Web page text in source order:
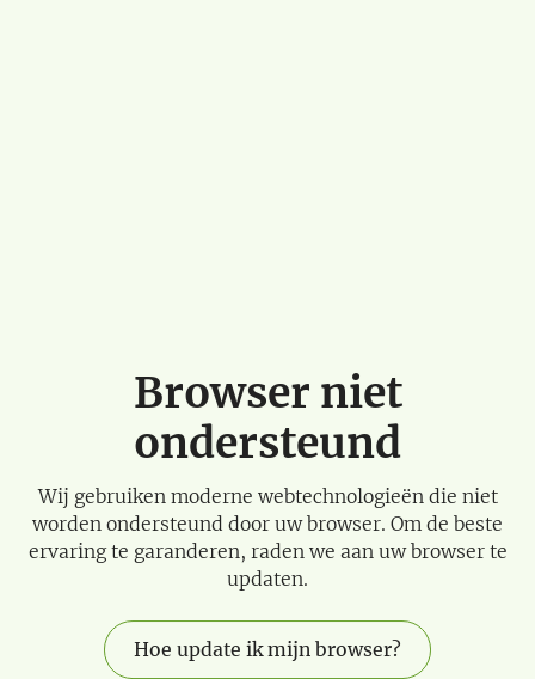
Browser niet
ondersteund
Wij gebruiken moderne webtechnologieën die niet
worden ondersteund door uw browser. Om de beste
ervaring te garanderen, raden we aan uw browser te
updaten.
Hoe update ik mijn browser?